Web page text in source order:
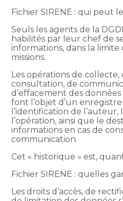
Fichier SIRENE : qui peut
Seuls les agents de la
habilités par leur chef de
informations, dans la
missions.
Les opérations de
consultation, de
d’effacement des
font l’objet d’un
l’identification de
l’opération, ainsi que le
informations en cas de
communication.
Cet « historique » est,
Fichier SIRENE : quelles
Les droits d’accès, de